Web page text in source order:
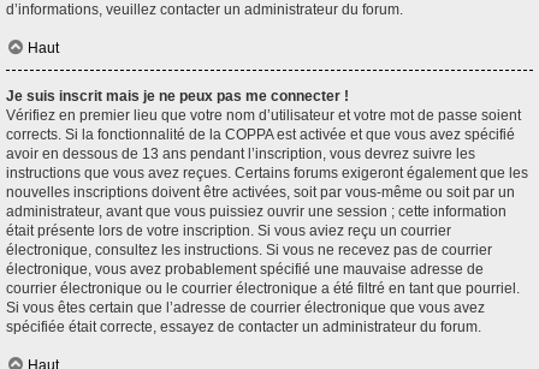
d’informations, veuillez contacter un administrateur du forum.
Haut
Je suis inscrit mais je ne peux pas me connecter !
Vérifiez en premier lieu que votre nom d’utilisateur et votre mot de passe soient
corrects. Si la fonctionnalité de la COPPA est activée et que vous avez spécifié
avoir en dessous de 13 ans pendant l’inscription, vous devrez suivre les
instructions que vous avez reçues. Certains forums exigeront également que les
nouvelles inscriptions doivent être activées, soit par vous-même ou soit par un
administrateur, avant que vous puissiez ouvrir une session ; cette information
était présente lors de votre inscription. Si vous aviez reçu un courrier
électronique, consultez les instructions. Si vous ne recevez pas de courrier
électronique, vous avez probablement spécifié une mauvaise adresse de
courrier électronique ou le courrier électronique a été filtré en tant que pourriel.
Si vous êtes certain que l’adresse de courrier électronique que vous avez
spécifiée était correcte, essayez de contacter un administrateur du forum.
Haut